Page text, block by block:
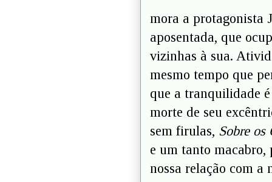
mora a protagonista
aposentada, que
vizinhas à sua.
mesmo tempo que
que a tranquilidade
morte de seu
sem firulas, Sobre os
e um tanto macabro,
nossa relação com a